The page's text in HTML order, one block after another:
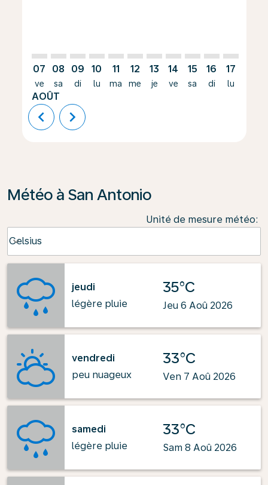
07
ve
AOÛT
08
sa
09
di
10
lu
11
ma
12
me
13
je
14
ve
15
sa
16
di
17
lu
chevron_left chevron_right
Météo à San Antonio
Unité de mesure météo:
Celsius
keyboard_arrow_down
jeudi
légère pluie
35°C
Jeu 6 Aoû 2026
vendredi
peu nuageux
33°C
Ven 7 Aoû 2026
samedi
légère pluie
33°C
Sam 8 Aoû 2026